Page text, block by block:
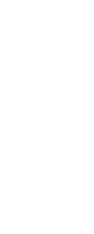
সঙ্কট
প্রু জেরী